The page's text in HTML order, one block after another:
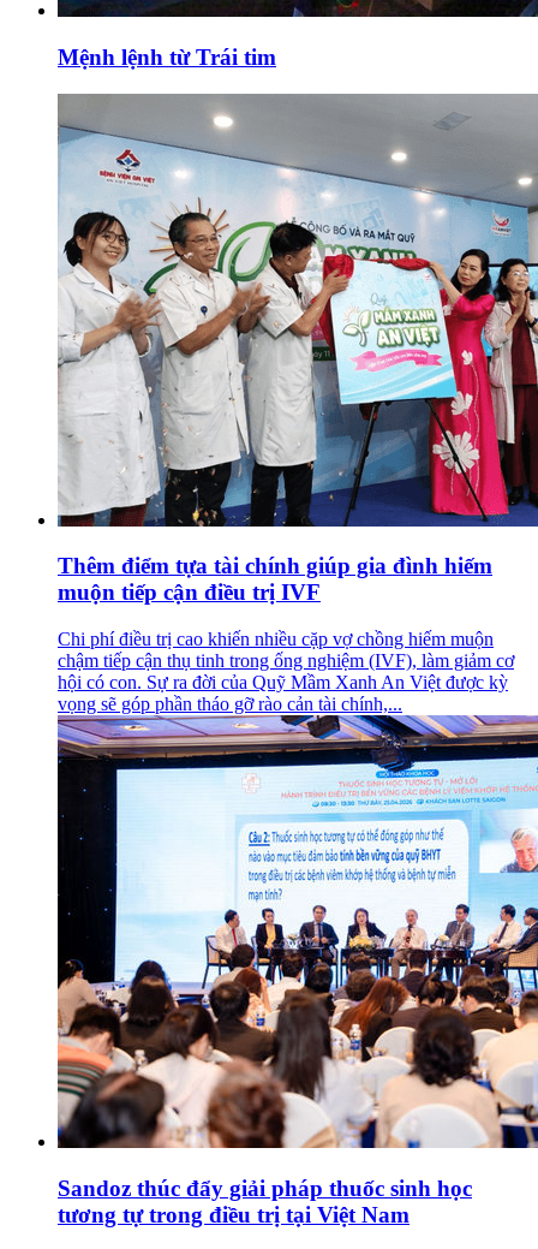
Mệnh lệnh từ Trái tim
Thêm điểm tựa tài chính giúp gia đình hiếm
muộn tiếp cận điều trị IVF
Chi phí điều trị cao khiến nhiều cặp vợ chồng hiếm muộn
chậm tiếp cận thụ tinh trong ống nghiệm (IVF), làm giảm cơ
hội có con. Sự ra đời của Quỹ Mầm Xanh An Việt được kỳ
vọng sẽ góp phần tháo gỡ rào cản tài chính,...
Sandoz thúc đẩy giải pháp thuốc sinh học
tương tự trong điều trị tại Việt Nam